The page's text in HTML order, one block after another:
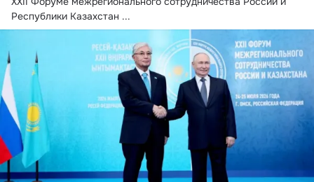
Республики Казахстан ...